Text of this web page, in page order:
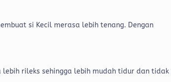
si Kecil merasa lebih tenang. Dengan
rileks sehingga lebih mudah tidur dan tidak